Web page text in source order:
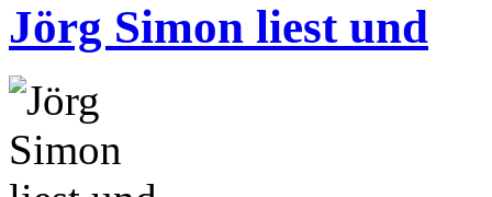
Jörg Simon liest und